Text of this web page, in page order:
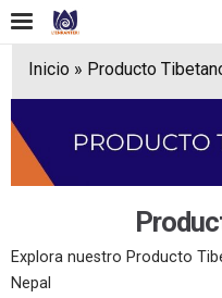
Inicio » Producto
Explora nuestro Producto
Nepal